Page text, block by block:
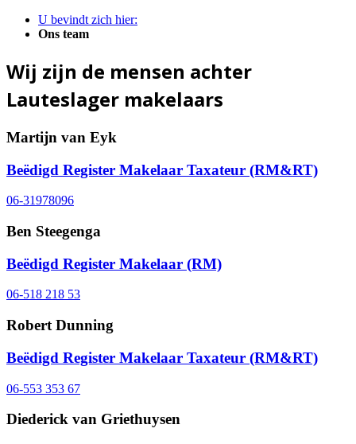
U bevindt zich hier:
Ons team
Wij zijn de mensen achter
Lauteslager makelaars
Martijn van Eyk
Beëdigd Register Makelaar Taxateur (RM&RT)
06-31978096
Ben Steegenga
Beëdigd Register Makelaar (RM)
06-518 218 53
Robert Dunning
Beëdigd Register Makelaar Taxateur (RM&RT)
06-553 353 67
Diederick van Griethuysen